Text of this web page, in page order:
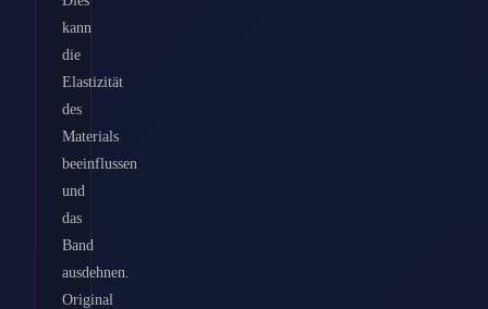
kann
die
Elastizität
des
Materials
beeinflussen
und
das
Band
ausdehnen.
Original